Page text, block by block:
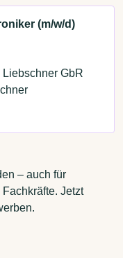
(m/w/d)
GbR
– auch für
Jetzt